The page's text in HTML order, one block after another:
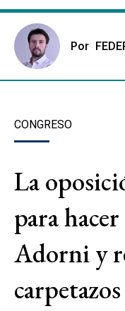
Por
CONGRESO
La
para
Adorni y